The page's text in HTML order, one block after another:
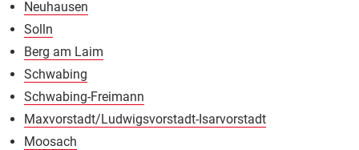
Neuhausen
Solln
Berg am Laim
Schwabing
Schwabing-Freimann
Maxvorstadt/Ludwigsvorstadt-Isarvorstadt
Moosach